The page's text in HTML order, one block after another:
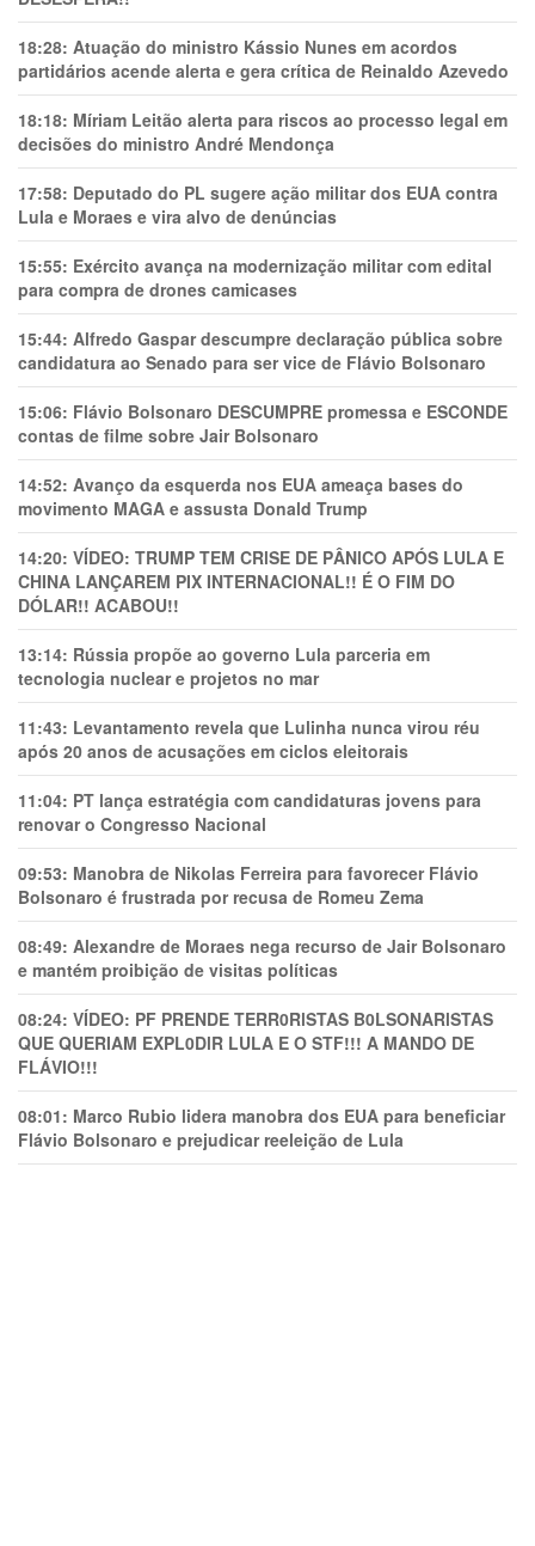
18:28: Atuação do ministro Kássio Nunes em acordos
partidários acende alerta e gera crítica de Reinaldo Azevedo
18:18: Míriam Leitão alerta para riscos ao processo legal em
decisões do ministro André Mendonça
17:58: Deputado do PL sugere ação militar dos EUA contra
Lula e Moraes e vira alvo de denúncias
15:55: Exército avança na modernização militar com edital
para compra de drones camicases
15:44: Alfredo Gaspar descumpre declaração pública sobre
candidatura ao Senado para ser vice de Flávio Bolsonaro
15:06: Flávio Bolsonaro DESCUMPRE promessa e ESCONDE
contas de filme sobre Jair Bolsonaro
14:52: Avanço da esquerda nos EUA ameaça bases do
movimento MAGA e assusta Donald Trump
14:20: VÍDEO: TRUMP TEM CRlSE DE PÂNlCO APÓS LULA E
CHINA LANÇAREM PIX INTERNACIONAL!! É O FIM DO
DÓLAR!! ACABOU!!
13:14: Rússia propõe ao governo Lula parceria em
tecnologia nuclear e projetos no mar
11:43: Levantamento revela que Lulinha nunca virou réu
após 20 anos de acusações em ciclos eleitorais
11:04: PT lança estratégia com candidaturas jovens para
renovar o Congresso Nacional
09:53: Manobra de Nikolas Ferreira para favorecer Flávio
Bolsonaro é frustrada por recusa de Romeu Zema
08:49: Alexandre de Moraes nega recurso de Jair Bolsonaro
e mantém proibição de visitas políticas
08:24: VÍDEO: PF PRENDE TERR0RlSTAS B0LSONARlSTAS
QUE QUERIAM EXPL0DlR LULA E O STF!!! A MANDO DE
FLÁVIO!!!
08:01: Marco Rubio lidera manobra dos EUA para beneficiar
Flávio Bolsonaro e prejudicar reeleição de Lula